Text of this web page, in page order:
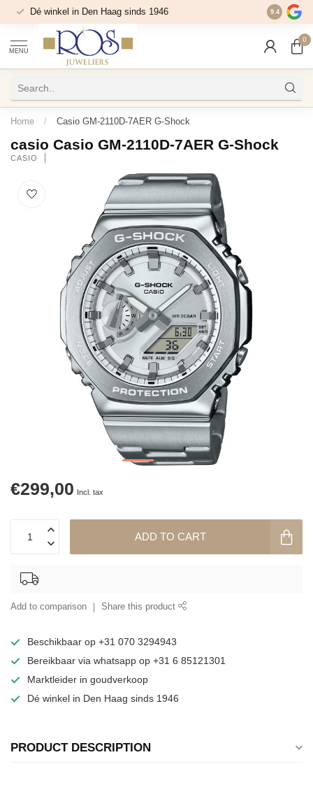
Dé winkel in Den Haag sinds 1946 9.4
MENU
0
Home / Casio GM-2110D-7AER G-Shock
casio Casio GM-2110D-7AER G-Shock
CASIO
€299,00 Incl. tax
ADD TO CART
Add to comparison Share this product
Beschikbaar op +31 070 3294943
Bereikbaar via whatsapp op +31 6 85121301
Marktleider in goudverkoop
Dé winkel in Den Haag sinds 1946
PRODUCT DESCRIPTION